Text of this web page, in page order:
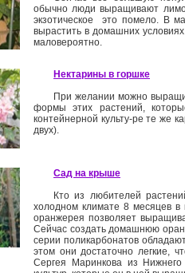
обычно люди выращивают
экзотическое ­ это помело. В
вырастить в домашних
маловероятно.
Нектарины в горшке
При желании можно
формы этих растений,
контейнерной культу-ре те же
двух).
Сад на крыше
Кто из любителей
холодном климате 8 месяцев
оранжерея позволяет
Сейчас создать домашнюю
серии поликарбонатов
этом они достаточно легкие,
Сергея Маринкова из